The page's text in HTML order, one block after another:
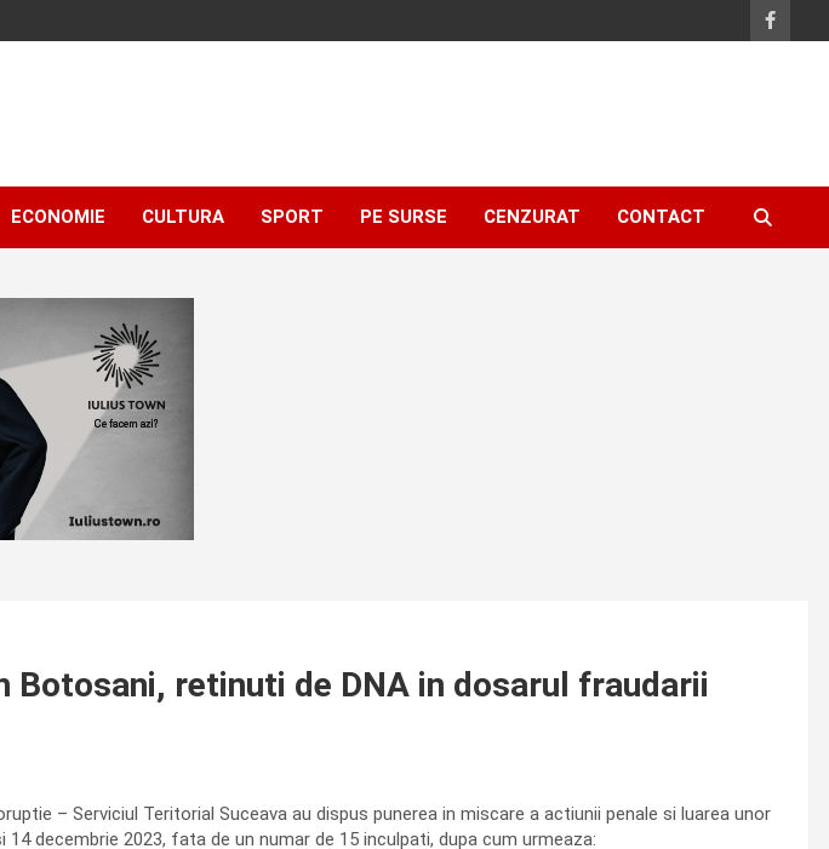
ECONOMIE CULTURA SPORT PE SURSE CENZURAT CONTACT
retinuti de DNA in dosarul fraudarii
– Serviciul Teritorial Suceava au dispus punerea in miscare a actiunii penale si luarea unor
decembrie 2023, fata de un numar de 15 inculpati, dupa cum urmeaza: